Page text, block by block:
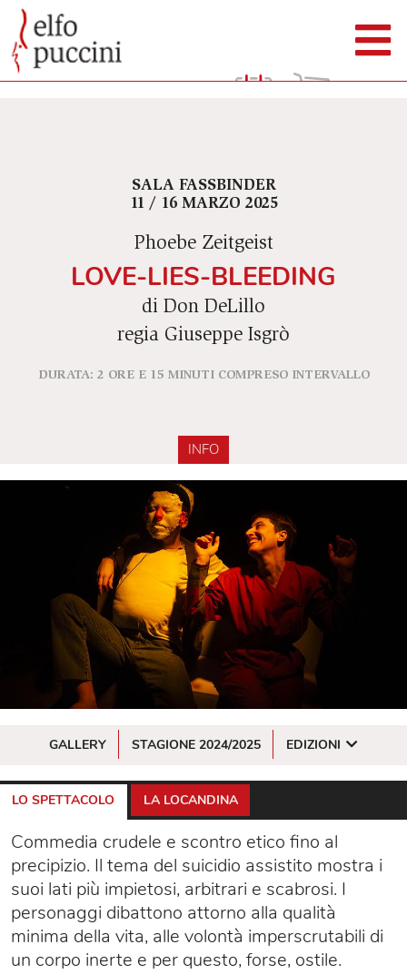
SALA FASSBINDER
11 / 16 MARZO 2025
Phoebe Zeitgeist
LOVE-LIES-BLEEDING
di Don DeLillo
regia Giuseppe Isgrò
DURATA: 2 ORE E 15 MINUTI COMPRESO INTERVALLO
INFO
GALLERY STAGIONE 2024/2025 EDIZIONI
LO SPETTACOLO LA LOCANDINA
Commedia crudele e scontro etico fino al
precipizio. Il tema del suicidio assistito mostra i
suoi lati più impietosi, arbitrari e scabrosi. I
personaggi dibattono attorno alla qualità
minima della vita, alle volontà imperscrutabili di
un corpo inerte e per questo, forse, ostile.